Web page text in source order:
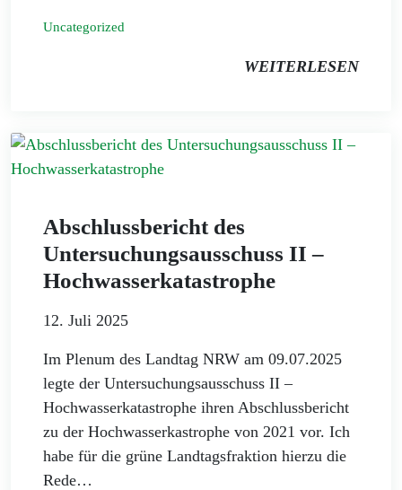
Uncategorized
WEITERLESEN
Abschlussbericht des
Untersuchungsausschuss II –
Hochwasserkatastrophe
12. Juli 2025
Im Plenum des Landtag NRW am 09.07.2025
legte der Untersuchungsausschuss II –
Hochwasserkatastrophe ihren Abschlussbericht
zu der Hochwasserkastrophe von 2021 vor. Ich
habe für die grüne Landtagsfraktion hierzu die
Rede…